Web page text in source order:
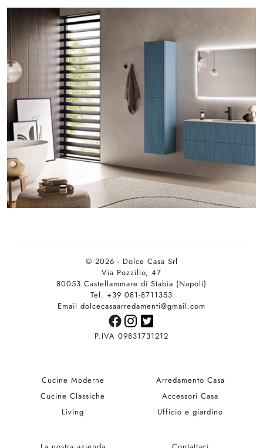
© 2026 - Dolce Casa Srl
Via Pozzillo, 47
80053 Castellammare di Stabia (Napoli)
Tel. +39 081-8711353
Email dolcecasaarredamenti@gmail.com
P.IVA 09831731212
Cucine Moderne
Cucine Classiche
Living
Arredamento Casa
Accessori Casa
Ufficio e giardino